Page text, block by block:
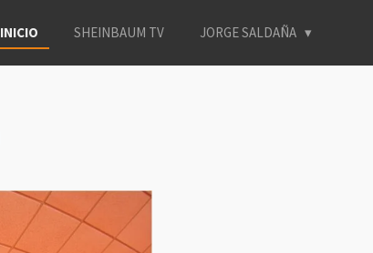
INICIO SHEINBAUM TV JORGE SALDAÑA